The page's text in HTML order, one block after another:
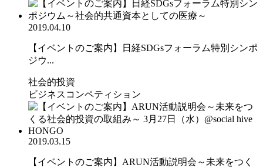
2019.04.10
【イベントのご案内】日経SDGsフォーラム特別シンポ
ジウ...
社会的投資
ビジネスコンペティション
2019.03.15
【イベントのご案内】ARUN活動説明会～未来をつく